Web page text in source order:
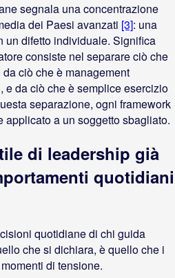
segnala una concentrazione
dei Paesi avanzati [3]: una
un difetto individuale. Significa
consiste nel separare ciò che
ciò che è management
e da ciò che è semplice esercizio
separazione, ogni framework
a un soggetto sbagliato.
di leadership già
quotidiani
quotidiane di chi guida
che si dichiara, è quello che i
di tensione.